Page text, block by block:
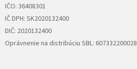
IČO: 36408301
IČ DPH: SK2020132400
DIČ: 2020132400
Oprávnenie na distribúciu SBL: 607332200028